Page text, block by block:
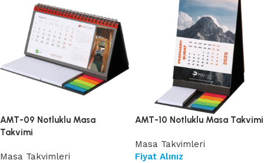
AMT-09 Notluklu Masa
Takvimi
Masa Takvimleri
AMT-10 Notluklu Masa Takvimi
Masa Takvimleri
Fiyat Alınız